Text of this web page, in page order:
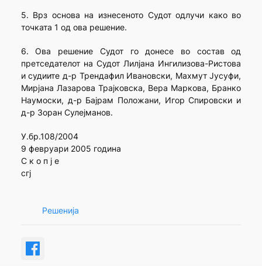
5. Врз основа на изнесеното Судот одлучи како во
точката 1 од ова решение.
6. Ова решение Судот го донесе во состав од
претседателот на Судот Лилјана Ингилизова-Ристова
и судиите д-р Трендафил Ивановски, Махмут Јусуфи,
Мирјана Лазарова Трајковска, Вера Маркова, Бранко
Наумоски, д-р Бајрам Положани, Игор Спировски и
д-р Зоран Сулејманов.
У.бр.108/2004
9 февруари 2005 година
С к о п ј е
сгј
Решенија